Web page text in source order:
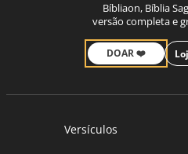
Bíbliaon, Bíblia
versão completa e
DOAR ❤️
Versículos